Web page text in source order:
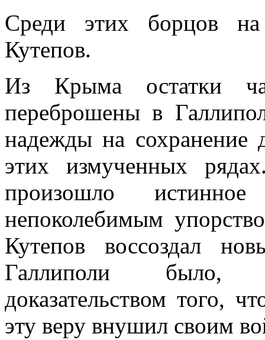
Среди этих борцов
Кутепов.
Из Крыма остатки
переброшены в
надежды на сохранение
этих измученных
произошло
непоколебимым
Кутепов воссоздал
Галлиполи было,
доказательством того,
эту веру внушил своим